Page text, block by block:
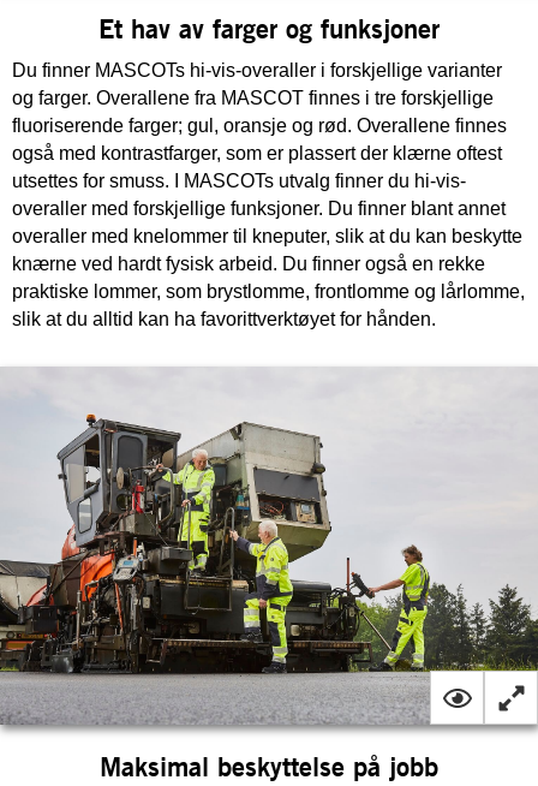
Et hav av farger og funksjoner
Du finner MASCOTs hi-vis-overaller i forskjellige varianter
og farger. Overallene fra MASCOT finnes i tre forskjellige
fluoriserende farger; gul, oransje og rød. Overallene finnes
også med kontrastfarger, som er plassert der klærne oftest
utsettes for smuss. I MASCOTs utvalg finner du hi-vis-
overaller med forskjellige funksjoner. Du finner blant annet
overaller med knelommer til kneputer, slik at du kan beskytte
knærne ved hardt fysisk arbeid. Du finner også en rekke
praktiske lommer, som brystlomme, frontlomme og lårlomme,
slik at du alltid kan ha favorittverktøyet for hånden.
Maksimal beskyttelse på jobb